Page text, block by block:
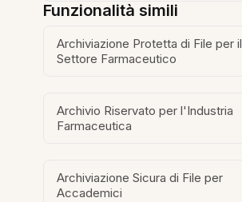
Funzionalità simili
Archiviazione Protetta di File per il
Settore Farmaceutico
Archivio Riservato per l'Industria
Farmaceutica
Archiviazione Sicura di File per
Accademici